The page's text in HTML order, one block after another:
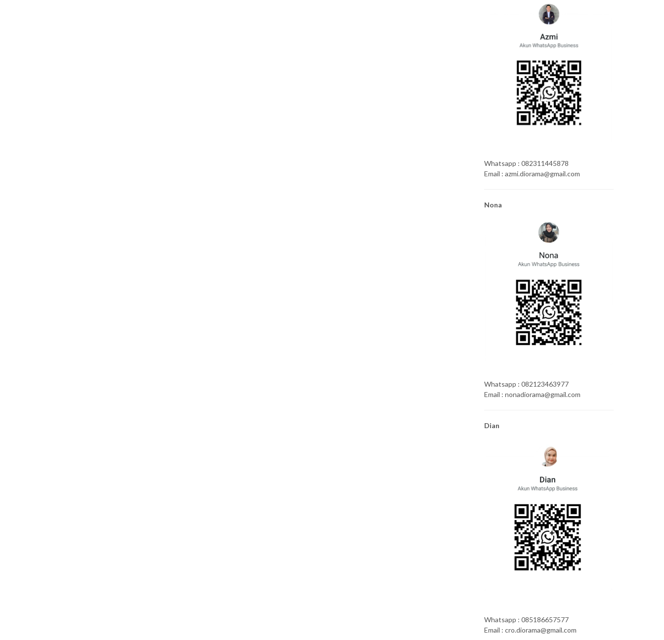
Whatsapp : 082311445878
Email : azmi.diorama@gmail.com
Nona
Whatsapp : 082123463977
Email : nonadiorama@gmail.com
Dian
Whatsapp : 085186657577
Email : cro.diorama@gmail.com